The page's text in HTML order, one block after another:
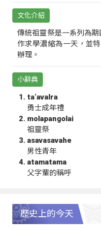
文化介紹
傳統祖靈祭是一系列為
作求學濃縮為一天，並
辦理。
小辭典
ta‘avalra
勇士成年禮
molapangolai
祖靈祭
asavasavahe
男性青年
atamatama
父字輩的稱呼
歷史上的今天